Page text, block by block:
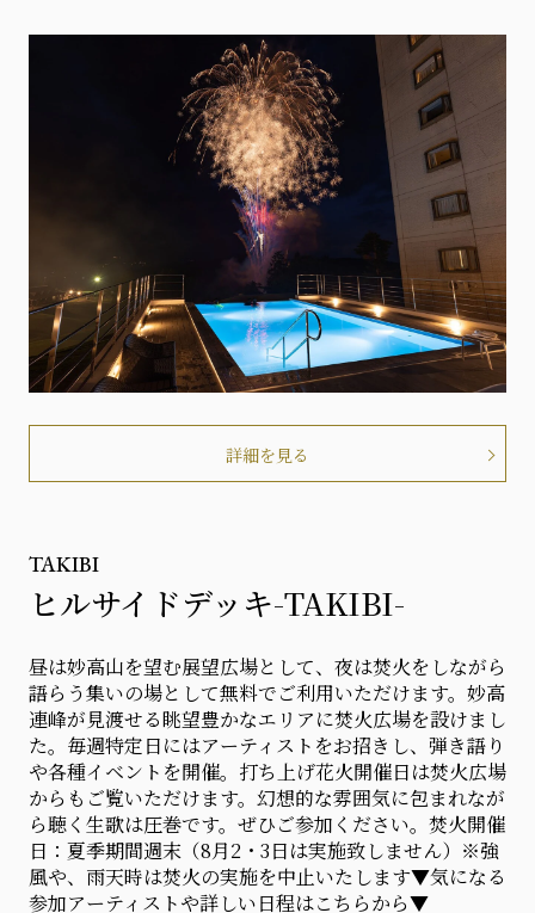
詳細を見る
TAKIBI
ヒルサイドデッキ-TAKIBI-
昼は妙高山を望む展望広場として、夜は焚火をしながら
語らう集いの場として無料でご利用いただけます。妙高
連峰が見渡せる眺望豊かなエリアに焚火広場を設けまし
た。毎週特定日にはアーティストをお招きし、弾き語り
や各種イベントを開催。打ち上げ花火開催日は焚火広場
からもご覧いただけます。幻想的な雰囲気に包まれなが
ら聴く生歌は圧巻です。ぜひご参加ください。焚火開催
日：夏季期間週末（8月2・3日は実施致しません）※強
風や、雨天時は焚火の実施を中止いたします▼気になる
参加アーティストや詳しい日程はこちらから▼